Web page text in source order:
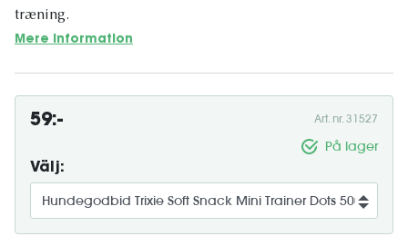
træning.
Mere information
59:- Art. nr. 31527
På lager
Välj: